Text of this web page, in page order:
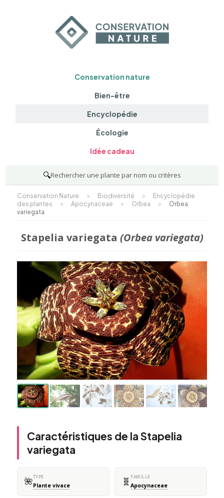
Conservation nature
Bien-être
Encyclopédie
Écologie
Idée cadeau
🔍Rechercher une plante par nom ou critères
Conservation Nature > Biodiversité >
Encyclopédie
des plantes
> Apocynaceae > Orbea >
Orbea
variegata
Stapelia variegata (Orbea variegata)
Caractéristiques de la Stapelia
variegata
🌺TYPE
Plante vivace 🧬 FAMILLE
Apocynaceae